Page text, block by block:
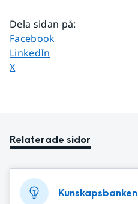
Dela sidan på:
Dela sidan på
Facebook
Dela sidan på
LinkedIn
Dela sidan på
X
Relaterade sidor
Kunskapsbanken